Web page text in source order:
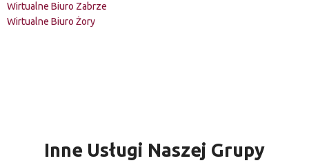
Wirtualne Biuro Zabrze
Wirtualne Biuro Żory
Inne Usługi Naszej Grupy